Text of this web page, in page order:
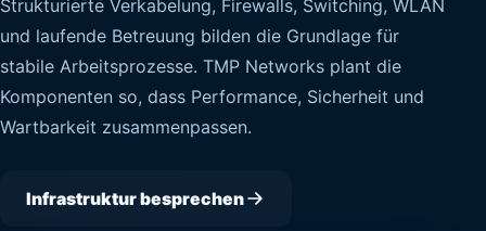
Strukturierte Verkabelung, Firewalls, Switching, WLAN
und laufende Betreuung bilden die Grundlage für
stabile Arbeitsprozesse. TMP Networks plant die
Komponenten so, dass Performance, Sicherheit und
Wartbarkeit zusammenpassen.
Infrastruktur besprechen